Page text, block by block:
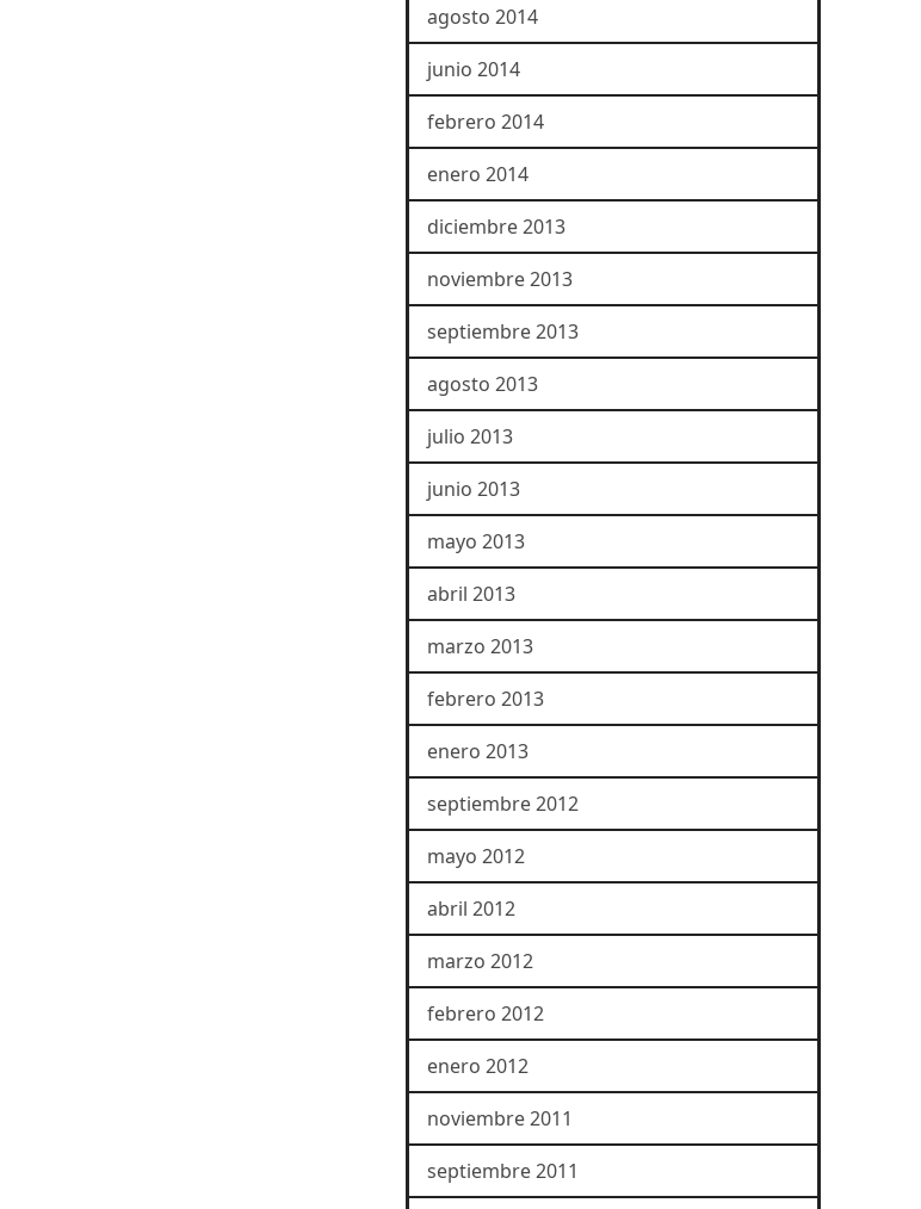
agosto 2014
junio 2014
febrero 2014
enero 2014
diciembre 2013
noviembre 2013
septiembre 2013
agosto 2013
julio 2013
junio 2013
mayo 2013
abril 2013
marzo 2013
febrero 2013
enero 2013
septiembre 2012
mayo 2012
abril 2012
marzo 2012
febrero 2012
enero 2012
noviembre 2011
septiembre 2011